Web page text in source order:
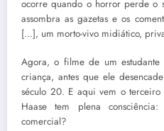
ocorre quando o horror perde o
assombra as gazetas e os
[…], um morto-vivo midiático,
Agora, o filme de um
criança, antes que ele
século 20. E aqui vem o
Haase tem plena
comercial?